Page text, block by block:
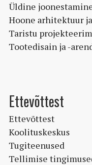
Üldine
Hoone arhitektuur
Taristu
Tootedisain ja -
Ettevõttest
Ettevõttest
Koolituskeskus
Tugiteenused
Tellimise